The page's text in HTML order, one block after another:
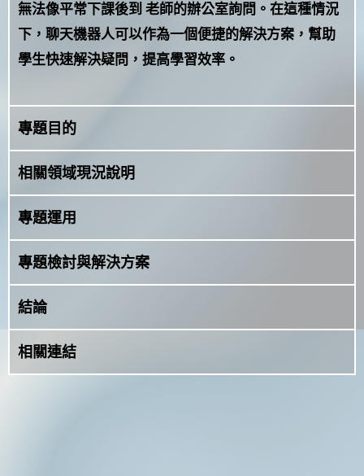
無法像平常下課後到 老師的辦公室詢問。在這種情況
下，聊天機器人可以作為一個便捷的解決方案，幫助
學生快速解決疑問，提高學習效率。
專題目的
相關領域現況說明
專題運用
專題檢討與解決方案
結論
相關連結